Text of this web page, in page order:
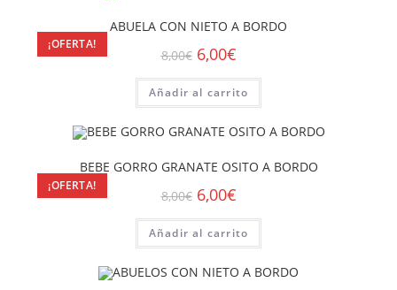
¡OFERTA!
ABUELA CON NIETO A BORDO
8,00€ 6,00€
Añadir al carrito
¡OFERTA!
BEBE GORRO GRANATE OSITO A BORDO
8,00€ 6,00€
Añadir al carrito